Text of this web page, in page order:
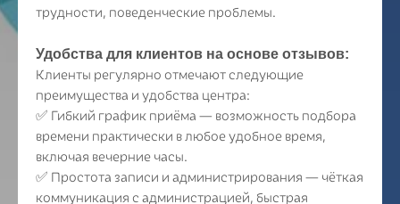
трудности, поведенческие проблемы.
Удобства для клиентов на основе отзывов:
Клиенты регулярно отмечают следующие
преимущества и удобства центра:
✅ Гибкий график приёма — возможность подбора
времени практически в любое удобное время,
включая вечерние часы.
✅ Простота записи и администрирования — чёткая
коммуникация с администрацией, быстрая